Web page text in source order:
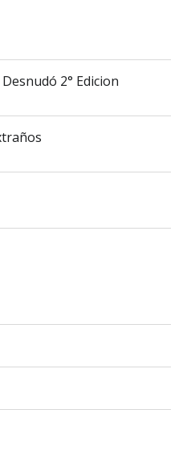
2° Edicion